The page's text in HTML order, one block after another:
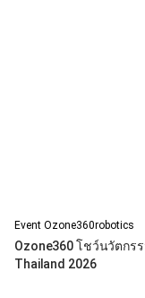
Event Ozone360robotics
Ozone360 โชว์นวัตกร
Thailand 2026